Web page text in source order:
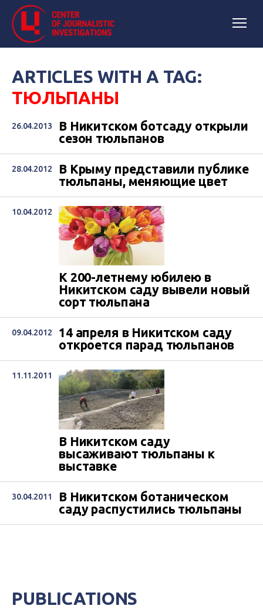
ARTICLES WITH A TAG:
ТЮЛЬПАНЫ
26.04.2013
В Никитском ботсаду открыли
сезон тюльпанов
28.04.2012
В Крыму представили публике
тюльпаны, меняющие цвет
10.04.2012
К 200-летнему юбилею в
Никитском саду вывели новый
сорт тюльпана
09.04.2012
14 апреля в Никитском саду
откроется парад тюльпанов
11.11.2011
В Никитском саду
высаживают тюльпаны к
выставке
30.04.2011
В Никитском ботаническом
саду распустились тюльпаны
PUBLICATIONS